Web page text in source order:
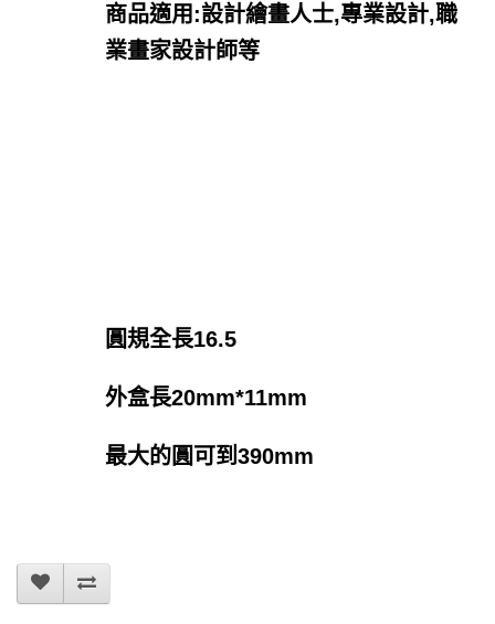
商品適用:設計繪畫人士,專業設計,職
業畫家設計師等
圓規全長16.5
外盒長20mm*11mm
最大的圓可到390mm